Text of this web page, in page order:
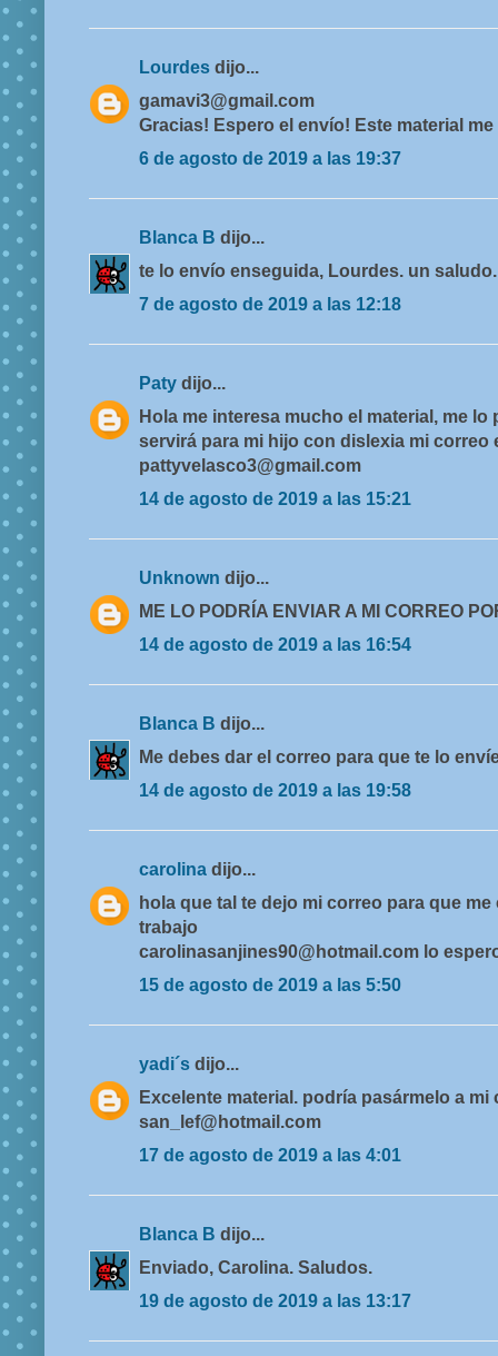
Lourdes dijo...
gamavi3@gmail.com
Gracias! Espero el envío! Este material
6 de agosto de 2019 a las 19:37
Blanca B dijo...
te lo envío enseguida, Lourdes. un saludo.
7 de agosto de 2019 a las 12:18
Paty dijo...
Hola me interesa mucho el material, me
servirá para mi hijo con dislexia mi correo
pattyvelasco3@gmail.com
14 de agosto de 2019 a las 15:21
Unknown dijo...
ME LO PODRÍA ENVIAR A MI CORREO
14 de agosto de 2019 a las 16:54
Blanca B dijo...
Me debes dar el correo para que te lo
14 de agosto de 2019 a las 19:58
carolina dijo...
hola que tal te dejo mi correo para que
trabajo
carolinasanjines90@hotmail.com lo
15 de agosto de 2019 a las 5:50
yadi´s dijo...
Excelente material. podría pasármelo a mi
san_lef@hotmail.com
17 de agosto de 2019 a las 4:01
Blanca B dijo...
Enviado, Carolina. Saludos.
19 de agosto de 2019 a las 13:17